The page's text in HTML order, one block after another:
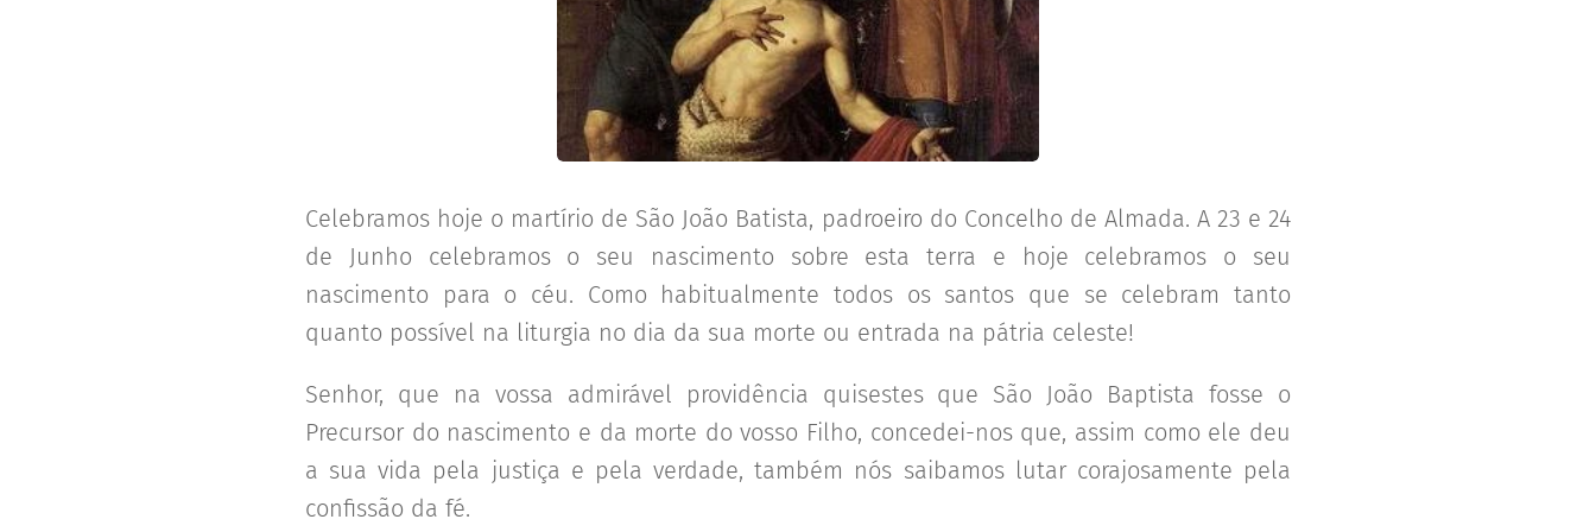
Celebramos hoje o martírio de São João Batista, padroeiro do Concelho de Almada. A 23 e 24
de Junho celebramos o seu nascimento sobre esta terra e hoje celebramos o seu
nascimento para o céu. Como habitualmente todos os santos que se celebram tanto
quanto possível na liturgia no dia da sua morte ou entrada na pátria celeste!
Senhor, que na vossa admirável providência quisestes que São João Baptista fosse o
Precursor do nascimento e da morte do vosso Filho, concedei-nos que, assim como ele deu
a sua vida pela justiça e pela verdade, também nós saibamos lutar corajosamente pela
confissão da fé.